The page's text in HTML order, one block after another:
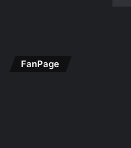
FanPage